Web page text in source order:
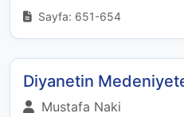
Sayfa: 651-654
Diyanetin
Mustafa Naki